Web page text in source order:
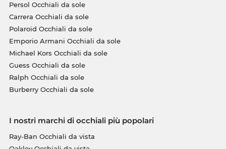
Persol Occhiali da sole
Carrera Occhiali da sole
Polaroid Occhiali da sole
Emporio Armani Occhiali da sole
Michael Kors Occhiali da sole
Guess Occhiali da sole
Ralph Occhiali da sole
Burberry Occhiali da sole
I nostri marchi di occhiali più popolari
Ray-Ban Occhiali da vista